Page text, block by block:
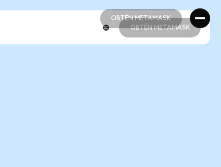
OBTÉN METAMASK
OBTÉN METAMASK
OBTÉN METAMASK